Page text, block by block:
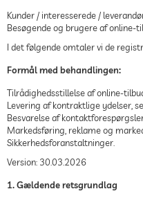
Kunder / interesserede /
Besøgende og brugere af online-
I det følgende omtaler vi de
Formål med behandlingen:
Tilrådighedsstillelse af online-
Levering af kontraktlige ydelser,
Besvarelse af
Markedsføring, reklame og
Sikkerhedsforanstaltninger.
Version: 30.03.2026
1. Gældende retsgrundlag